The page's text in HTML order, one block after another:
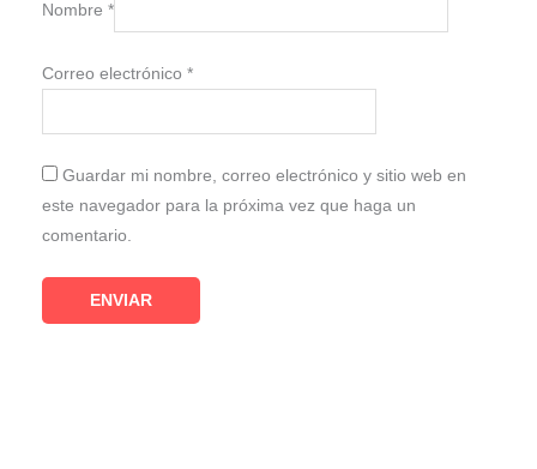
Nombre *
Correo electrónico *
Guardar mi nombre, correo electrónico y sitio web en
este navegador para la próxima vez que haga un
comentario.